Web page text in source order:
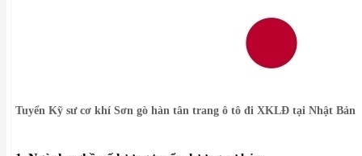
Tuyển Kỹ sư cơ khí Sơn gò hàn tân trang ô tô đi XKLĐ tại Nhật Bản